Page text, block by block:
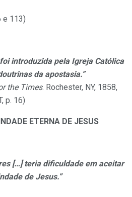
e 113)
introduzida pela Igreja Católica
da apostasia.”
the Times. Rochester, NY, 1858,
p. 16)
ETERNA DE JESUS
[…] teria dificuldade em aceitar
de Jesus.”